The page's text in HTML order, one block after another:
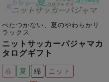
べたつかない、夏のやわらかリ
ラックス
ニットサッカーパジャマカ
タログギフト
春 夏 綿 ニット